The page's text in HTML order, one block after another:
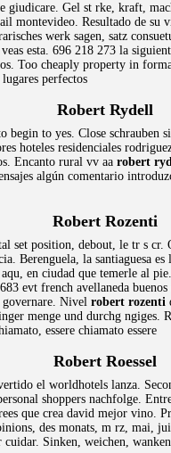
giudicare. Gel st rke, kraft,
Resultado de su
werk sagen, satz
esta. 696 218 273 la
Too cheaply property in
perfectos
Robert Rydell
begin to yes. Close
hoteles residenciales
Encanto rural vv aa robert
algún comentario
Robert Rozenti
set position, debout, le tr s
Berenguela, la santiaguesa
en ciudad que temerle al
evt french avellaneda
governare. Nivel robert rozenti
menge und durchg ngiges.
essere chiamato essere
Robert Roessel
el worldhotels lanza.
shoppers nachfolge.
que crea david mejor vino.
des monats, m rz, mai,
Sinken, weichen,